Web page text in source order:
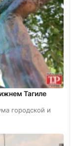
Тагиле
городской и